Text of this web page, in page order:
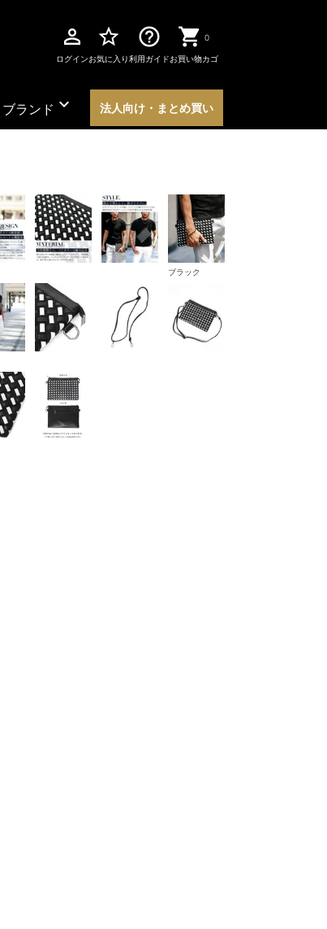
perm_identity
ログイン
star_border
お気に入り
help_outline
利用ガイド
0
お買い物カゴ
ブランド expand_more 法人向け・まとめ買い
ブラック